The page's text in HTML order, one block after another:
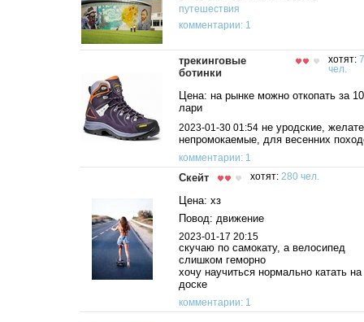
путешествия
комментарии: 1
трекинговые
ботинки
хотят:
чел.
Цена: на рынке можно откопать за 10
лари
2023-01-30 01:54 не уродские,
непромокаемые, для весенних
комментарии: 1
Скейт хотят: 280 чел.
Цена: хз
Повод: движение
2023-01-17 20:15
скучаю по самокату, а велосипед
слишком геморно
хочу научиться нормально катать на
доске
комментарии: 1